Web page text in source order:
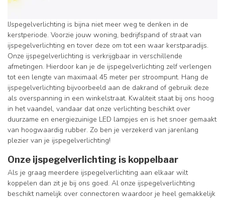
IJspegelverlichting is bijna niet meer weg te denken in de
kerstperiode. Voorzie jouw woning, bedrijfspand of straat van
ijspegelverlichting en tover deze om tot een waar kerstparadijs.
Onze ijspegelverlichting is verkrijgbaar in verschillende
afmetingen. Hierdoor kan je de ijspegelverlichting zelf verlengen
tot een lengte van maximaal 45 meter per stroompunt. Hang de
ijspegelverlichting bijvoorbeeld aan de dakrand of gebruik deze
als overspanning in een winkelstraat. Kwaliteit staat bij ons hoog
in het vaandel, vandaar dat onze verlichting beschikt over
duurzame en energiezuinige LED lampjes en is het snoer gemaakt
van hoogwaardig rubber. Zo ben je verzekerd van jarenlang
plezier van je ijspegelverlichting!
Onze ijspegelverlichting is koppelbaar
Als je graag meerdere ijspegelverlichting aan elkaar wilt
koppelen dan zit je bij ons goed. Al onze ijspegelverlichting
beschikt namelijk over connectoren waardoor je heel gemakkelijk